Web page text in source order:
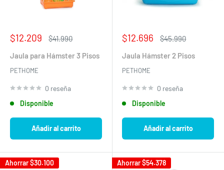
Precio
venta
$12.209
Precio
$41.990
Jaula para Hámster 3 Pisos
PETHOME
0 reseña
Disponible
Añadir al carrito
Precio
venta
$12.696
Precio
$45.990
Jaula Hámster 2 Pisos
PETHOME
0 reseña
Disponible
Añadir al carrito
Ahorrar$30.100 Ahorrar$54.378